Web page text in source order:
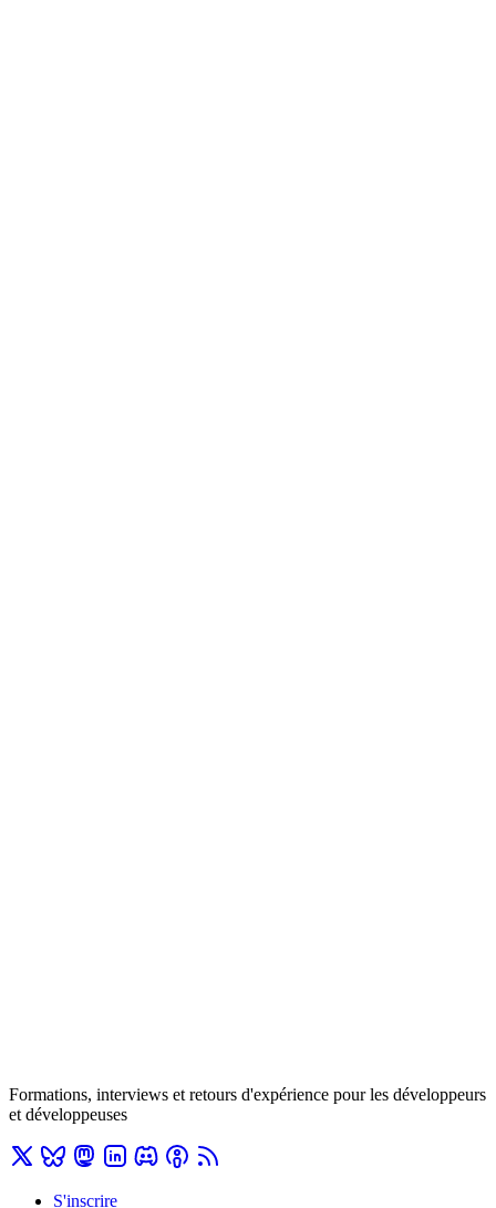
Formations, interviews et retours d'expérience pour les développeurs
et développeuses
S'inscrire